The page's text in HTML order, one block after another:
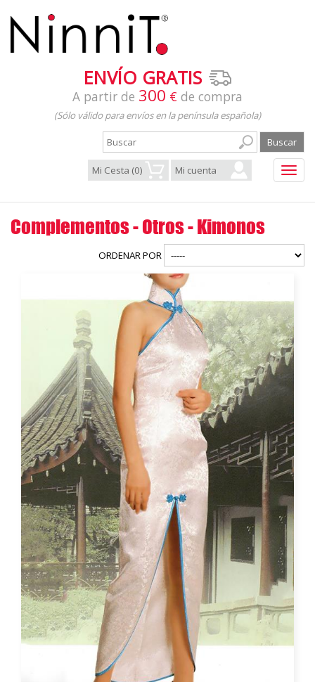
ENVÍO GRATIS
A partir de 300 € de compra
(Sólo válido para envíos en la península española)
Complementos - Otros - Kimonos
ORDENAR POR